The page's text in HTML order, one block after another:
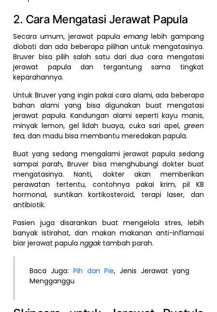
2. Cara Mengatasi Jerawat Papula
Secara umum, jerawat papula emang lebih gampang
diobati dan ada beberapa pilihan untuk mengatasinya.
Bruver bisa pilih salah satu dari dua cara mengatasi
jerawat papula dan tergantung sama tingkat
keparahannya.
Untuk Bruver yang ingin pakai cara alami, ada beberapa
bahan alami yang bisa digunakan buat mengatasi
jerawat papula. Kandungan alami seperti kayu manis,
minyak lemon, gel lidah buaya, cuka sari apel, green
tea,dan madu bisa membantu meredakan papula.
Buat yang sedang mengalami jerawat papula sedang
sampai parah, Bruver bisa menghubungi dokter buat
mengatasinya. Nanti, dokter akan memberikan
perawatan tertentu, contohnya pakai krim, pil KB
hormonal, suntikan kortikosteroid, terapi laser, dan
antibiotik.
Pasien juga disarankan buat mengelola stres, lebih
banyak istirahat, dan makan makanan anti-inflamasi
biar jerawat papulanggak tambah parah.
Baca Juga: Pih dan Pie, Jenis Jerawat yang
Mengganggu